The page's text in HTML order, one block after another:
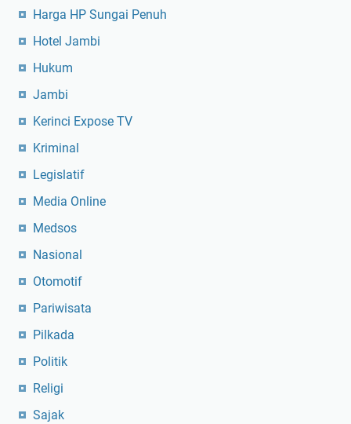
Harga HP Sungai Penuh
Hotel Jambi
Hukum
Jambi
Kerinci Expose TV
Kriminal
Legislatif
Media Online
Medsos
Nasional
Otomotif
Pariwisata
Pilkada
Politik
Religi
Sajak